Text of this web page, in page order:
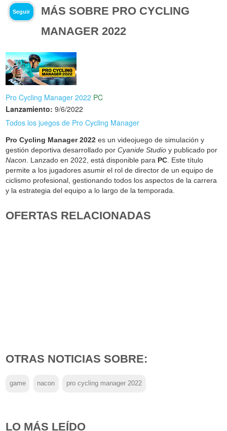
Seguir
MÁS SOBRE PRO CYCLING
MANAGER 2022
Pro Cycling Manager 2022 PC
Lanzamiento: 9/6/2022
Todos los juegos de Pro Cycling Manager
Pro Cycling Manager 2022 es un videojuego de simulación y
gestión deportiva desarrollado porCyanide Studio y publicado por
Nacon. Lanzado en 2022, está disponible para PC. Este título
permite a los jugadores asumir el rol de director de un equipo de
ciclismo profesional, gestionando todos los aspectos de la carrera
y la estrategia del equipo a lo largo de la temporada.
OFERTAS RELACIONADAS
OTRAS NOTICIAS SOBRE:
game nacon pro cycling manager 2022
LO MÁS LEÍDO